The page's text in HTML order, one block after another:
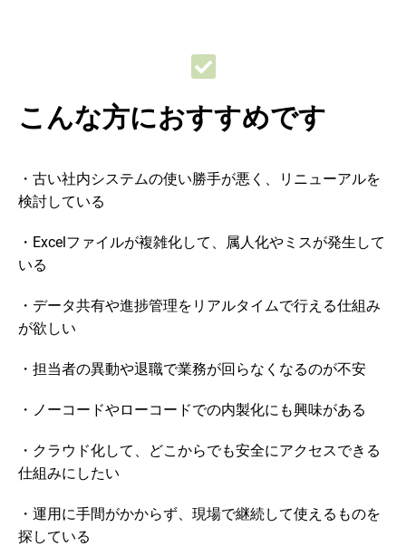
こんな方におすすめです
・古い社内システムの使い勝手が悪く、リニューアルを
検討している
・Excelファイルが複雑化して、属人化やミスが発生して
いる
・データ共有や進捗管理をリアルタイムで行える仕組み
が欲しい
・担当者の異動や退職で業務が回らなくなるのが不安
・ノーコードやローコードでの内製化にも興味がある
・クラウド化して、どこからでも安全にアクセスできる
仕組みにしたい
・運用に手間がかからず、現場で継続して使えるものを
探している